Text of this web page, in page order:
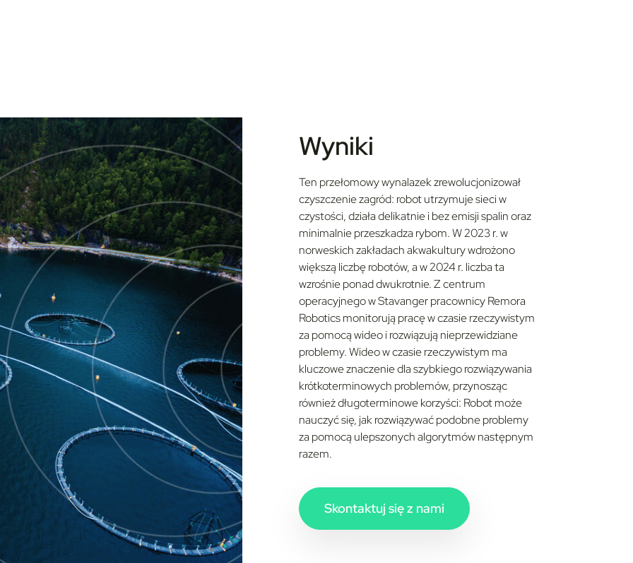
Wyniki
Ten przełomowy wynalazek zrewolucjonizował
czyszczenie zagród: robot utrzymuje sieci w
czystości, działa delikatnie i bez emisji spalin oraz
minimalnie przeszkadza rybom. W 2023 r. w
norweskich zakładach akwakultury wdrożono
większą liczbę robotów, a w 2024 r. liczba ta
wzrośnie ponad dwukrotnie. Z centrum
operacyjnego w Stavanger pracownicy Remora
Robotics monitorują pracę w czasie rzeczywistym
za pomocą wideo i rozwiązują nieprzewidziane
problemy. Wideo w czasie rzeczywistym ma
kluczowe znaczenie dla szybkiego rozwiązywania
krótkoterminowych problemów, przynosząc
również długoterminowe korzyści: Robot może
nauczyć się, jak rozwiązywać podobne problemy
za pomocą ulepszonych algorytmów następnym
razem.
Skontaktuj się z nami